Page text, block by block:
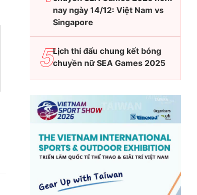
nay ngày 14/12: Việt Nam vs
Singapore
Lịch thi đấu chung kết bóng
chuyền nữ SEA Games 2025